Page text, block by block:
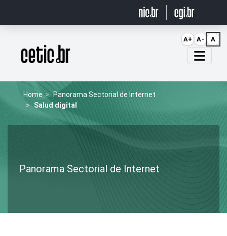
Página inicial
Home
Panorama Sectorial de Internet
Salud digital
Panorama Sectorial de Internet
A+ A- A